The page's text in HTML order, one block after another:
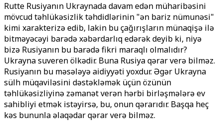
Rutte Rusiyanın Ukraynada davam edən müharibəsini
mövcud təhlükəsizlik təhdidlərinin "ən bariz nümunəsi"
kimi xarakterizə edib, lakin bu çağırışların münaqişə ilə
bitməyəcəyi barədə xəbərdarlıq edərək deyib ki, niyə
bizə Rusiyanın bu barədə fikri maraqlı olmalıdır?
Ukrayna suveren ölkədir. Buna Rusiya qərar verə bilməz.
Rusiyanın bu məsələyə aidiyyəti yoxdur. Əgər Ukrayna
sülh müqaviləsini dəstəkləmək üçün özünün
təhlükəsizliyinə zəmanət verən hərbi birləşmələrə ev
sahibliyi etmək istəyirsə, bu, onun qərarıdır. Başqa heç
kəs bununla əlaqədar qərar verə bilməz.